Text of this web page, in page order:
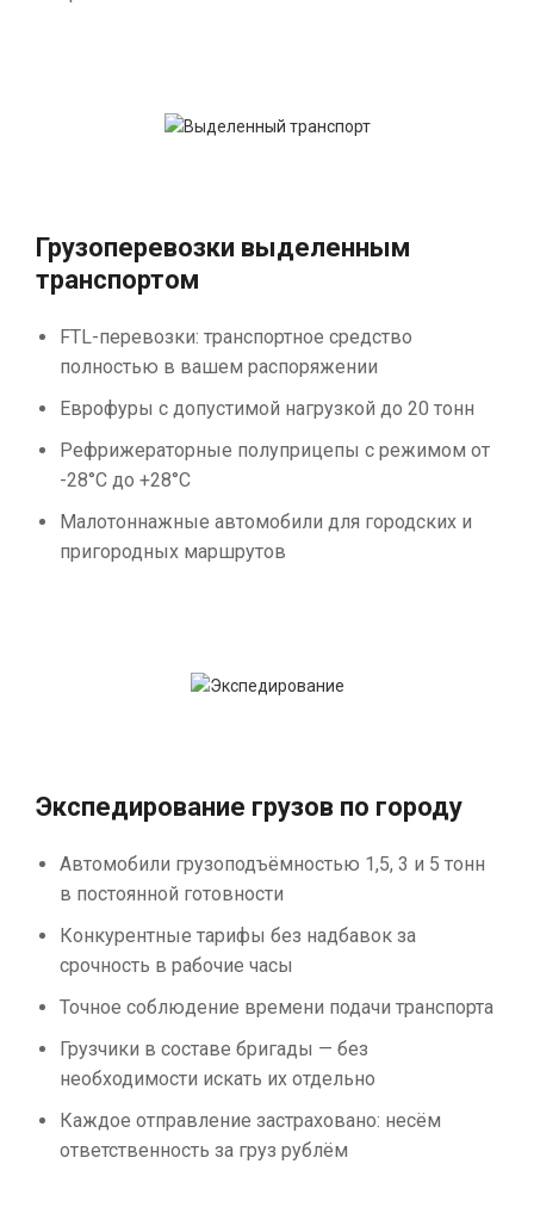
Грузоперевозки выделенным
транспортом
FTL-перевозки: транспортное средство
полностью в вашем распоряжении
Еврофуры с допустимой нагрузкой до 20 тонн
Рефрижераторные полуприцепы с режимом от
-28°С до +28°С
Малотоннажные автомобили для городских и
пригородных маршрутов
Экспедирование грузов по городу
Автомобили грузоподъёмностью 1,5, 3 и 5 тонн
в постоянной готовности
Конкурентные тарифы без надбавок за
срочность в рабочие часы
Точное соблюдение времени подачи транспорта
Грузчики в составе бригады — без
необходимости искать их отдельно
Каждое отправление застраховано: несём
ответственность за груз рублём